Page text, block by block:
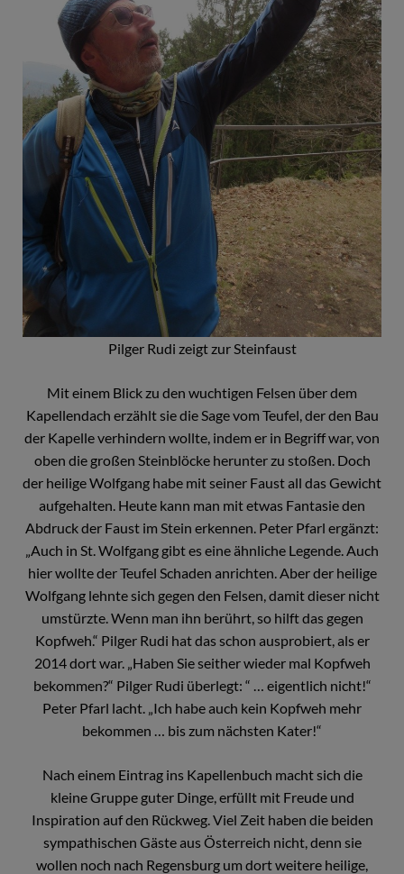
Pilger Rudi zeigt zur Steinfaust
Mit einem Blick zu den wuchtigen Felsen über dem
Kapellendach erzählt sie die Sage vom Teufel, der den Bau
der Kapelle verhindern wollte, indem er in Begriff war, von
oben die großen Steinblöcke herunter zu stoßen. Doch
der heilige Wolfgang habe mit seiner Faust all das Gewicht
aufgehalten. Heute kann man mit etwas Fantasie den
Abdruck der Faust im Stein erkennen. Peter Pfarl ergänzt:
„Auch in St. Wolfgang gibt es eine ähnliche Legende. Auch
hier wollte der Teufel Schaden anrichten. Aber der heilige
Wolfgang lehnte sich gegen den Felsen, damit dieser nicht
umstürzte. Wenn man ihn berührt, so hilft das gegen
Kopfweh.“ Pilger Rudi hat das schon ausprobiert, als er
2014 dort war. „Haben Sie seither wieder mal Kopfweh
bekommen?“ Pilger Rudi überlegt: “ … eigentlich nicht!“
Peter Pfarl lacht. „Ich habe auch kein Kopfweh mehr
bekommen … bis zum nächsten Kater!“
Nach einem Eintrag ins Kapellenbuch macht sich die
kleine Gruppe guter Dinge, erfüllt mit Freude und
Inspiration auf den Rückweg. Viel Zeit haben die beiden
sympathischen Gäste aus Österreich nicht, denn sie
wollen noch nach Regensburg um dort weitere heilige,